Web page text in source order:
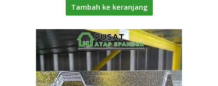
Tambah ke keranjang